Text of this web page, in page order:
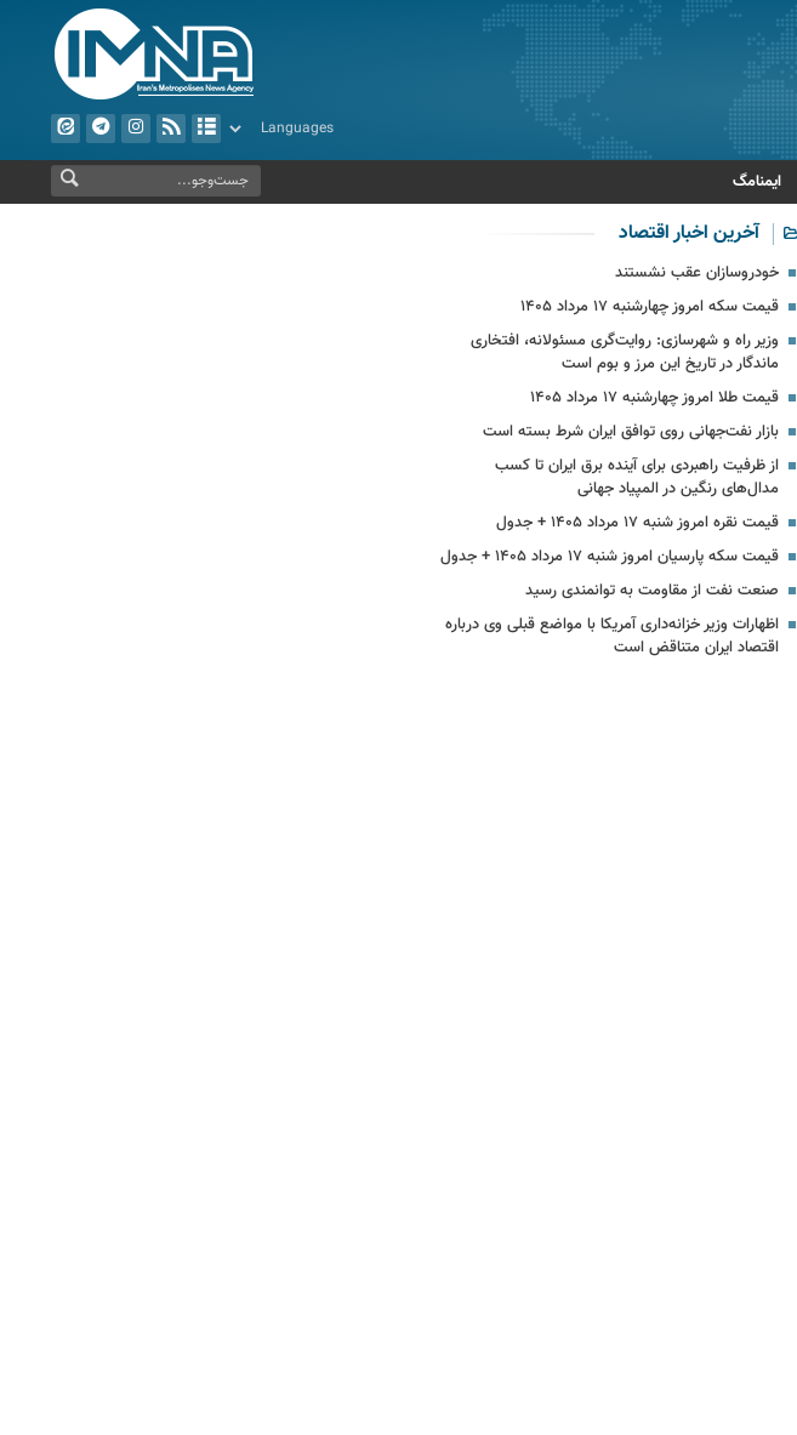
ایمنامگ
آخرین اخبار اقتصاد
خودروسازان عقب نشستند
قیمت سکه امروز چهارشنبه ۱۷ مرداد ۱۴۰۵
وزیر راه و شهرسازی: روایت‌گری مسئولانه، افتخاری
ماندگار در تاریخ این مرز و بوم است
قیمت طلا امروز چهارشنبه ۱۷ مرداد ۱۴۰۵
بازار نفت‌جهانی روی توافق ایران شرط بسته است
از ظرفیت راهبردی برای آینده برق ایران تا کسب
مدال‌های رنگین در المپیاد جهانی
قیمت نقره امروز شنبه ۱۷ مرداد ۱۴۰۵ + جدول
قیمت سکه پارسیان امروز شنبه ۱۷ مرداد ۱۴۰۵ + جدول
صنعت نفت از مقاومت به توانمندی رسید
اظهارات وزیر خزانه‌داری آمریکا با مواضع قبلی وی درباره
اقتصاد ایران متناقض است